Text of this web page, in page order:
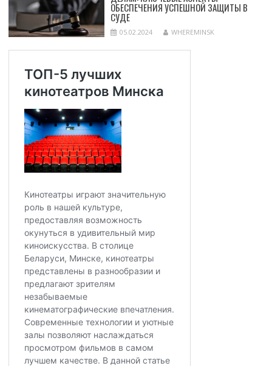
ОБЕСПЕЧЕНИЯ УСПЕШНОЙ ЗАЩИТЫ В
СУДЕ
05.02.2024 WHEREMINSK